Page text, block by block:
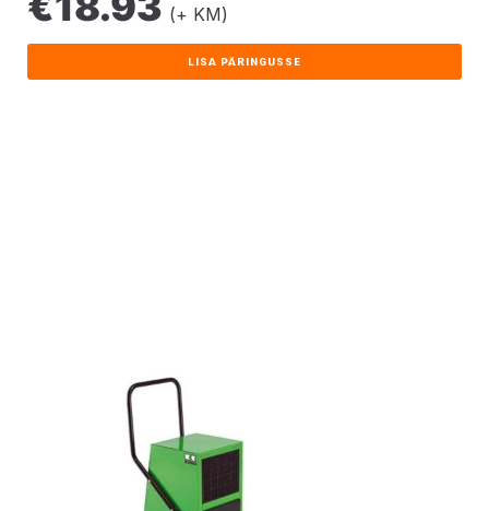
(+ KM)
LISA PÄRINGUSSE